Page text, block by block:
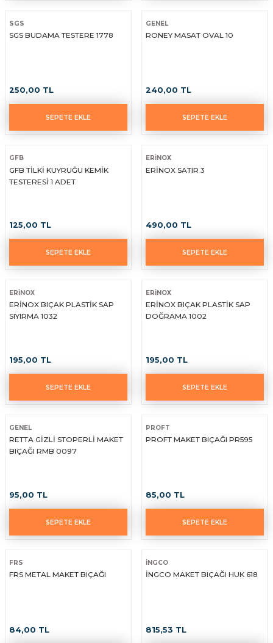
SGS
SGS BUDAMA TESTERE 1778
250,00 TL
SEPETE EKLE
GENEL
RONEY MASAT OVAL 10
240,00 TL
SEPETE EKLE
GFB
GFB TİLKİ KUYRUĞU KEMİK
TESTERESİ 1 ADET
125,00 TL
SEPETE EKLE
ERİNOX
ERİNOX SATIR 3
490,00 TL
SEPETE EKLE
ERİNOX
ERİNOX BIÇAK PLASTİK SAP
SIYIRMA 1032
195,00 TL
SEPETE EKLE
ERİNOX
ERİNOX BIÇAK PLASTİK SAP
DOĞRAMA 1002
195,00 TL
SEPETE EKLE
GENEL
RETTA GİZLİ STOPERLİ MAKET
BIÇAĞI RMB 0097
95,00 TL
SEPETE EKLE
PROFT
PROFT MAKET BIÇAĞI PR595
85,00 TL
SEPETE EKLE
FRS
FRS METAL MAKET BIÇAĞI
84,00 TL
İNGCO
İNGCO MAKET BIÇAĞI HUK 618
815,53 TL